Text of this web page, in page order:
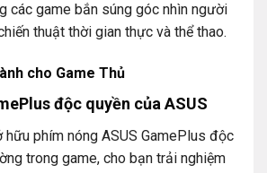
các game bắn súng góc nhìn người
thuật thời gian thực và thể thao.
cho Game Thủ
độc quyền của ASUS
hữu phím nóng ASUS GamePlus độc
trong game, cho bạn trải nghiệm